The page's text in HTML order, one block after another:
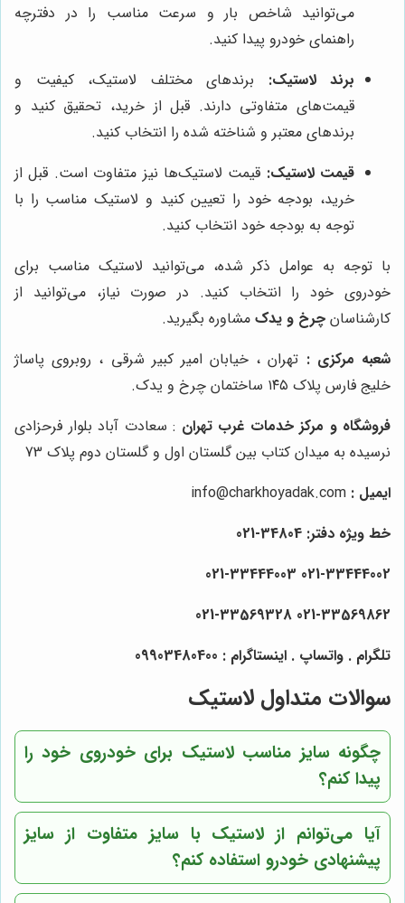
می‌توانید شاخص بار و سرعت مناسب را در دفترچه
راهنمای خودرو پیدا کنید.
برند لاستیک: برندهای مختلف لاستیک، کیفیت و
قیمت‌های متفاوتی دارند. قبل از خرید، تحقیق کنید و
برندهای معتبر و شناخته شده را انتخاب کنید.
قیمت لاستیک: قیمت لاستیک‌ها نیز متفاوت است. قبل از
خرید، بودجه خود را تعیین کنید و لاستیک مناسب را با
توجه به بودجه خود انتخاب کنید.
با توجه به عوامل ذکر شده، می‌توانید لاستیک مناسب برای
خودروی خود را انتخاب کنید. در صورت نیاز، می‌توانید از
کارشناسان چرخ و یدک مشاوره بگیرید.
شعبه مرکزی : تهران ، خیابان امیر کبیر شرقی ، روبروی پاساژ
خلیج فارس پلاک ۱۴۵ ساختمان چرخ و یدک.
فروشگاه و مرکز خدمات غرب تهران : سعادت آباد بلوار فرحزادی
نرسیده به میدان کتاب بین گلستان اول و گلستان دوم پلاک 73
ایمیل : info@charkhoyadak.com
خط ویژه دفتر: 34804-021
021-33444002 021-33444003
021-33569862
021-33569328
تلگرام . واتساپ . اینستاگرام : 09903480400
سوالات متداول لاستیک
چگونه سایز مناسب لاستیک برای خودروی خود را
پیدا کنم؟
آیا می‌توانم از لاستیک با سایز متفاوت از سایز
پیشنهادی خودرو استفاده کنم؟